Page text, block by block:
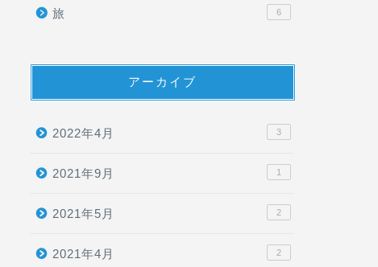
旅 6
アーカイブ
2022年4月 3
2021年9月 1
2021年5月 2
2021年4月 2